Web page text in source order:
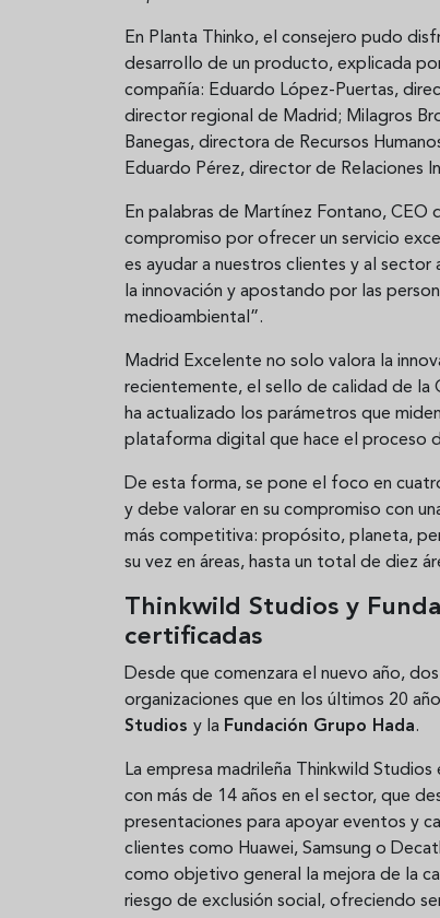
En Planta Thinko, el consejero pudo
desarrollo de un producto, explicada
compañía: Eduardo López-Puertas,
director regional de Madrid; Milagros
Banegas, directora de Recursos
Eduardo Pérez, director de Relaciones
En palabras de Martínez Fontano, CEO
compromiso por ofrecer un servicio
es ayudar a nuestros clientes y al
la innovación y apostando por las
medioambiental”.
Madrid Excelente no solo valora la
recientemente, el sello de calidad de la
ha actualizado los parámetros que
plataforma digital que hace el proceso
De esta forma, se pone el foco en
y debe valorar en su compromiso con
más competitiva: propósito, planeta,
su vez en áreas, hasta un total de diez
Thinkwild Studios y
certificadas
Desde que comenzara el nuevo año,
organizaciones que en los últimos 20
Studios y la Fundación Grupo Hada.
La empresa madrileña Thinkwild
con más de 14 años en el sector, que
presentaciones para apoyar eventos y
clientes como Huawei, Samsung o
como objetivo general la mejora de la
riesgo de exclusión social, ofreciendo